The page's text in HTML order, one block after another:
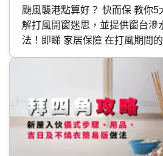
颱風襲港點算好？ 快而保 教你5
解打風開窗迷思，並提供窗台滲
法！即睇 家居保險 在打風期間
水賠償及第三者責任，助你安心